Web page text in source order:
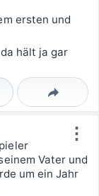
ersten und
hält ja gar
Teilen
⋮
Vater und
um ein Jahr